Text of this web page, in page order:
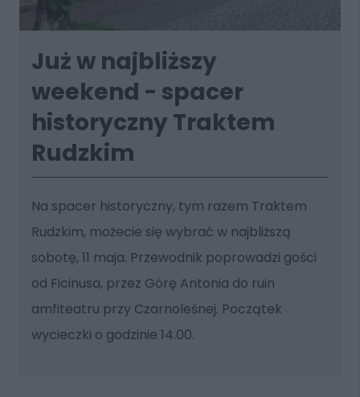
Już w najbliższy
weekend - spacer
historyczny Traktem
Rudzkim
Na spacer historyczny, tym razem Traktem
Rudzkim, możecie się wybrać w najbliższą
sobotę, 11 maja. Przewodnik poprowadzi gości
od Ficinusa, przez Górę Antonia do ruin
amfiteatru przy Czarnoleśnej. Początek
wycieczki o godzinie 14.00.